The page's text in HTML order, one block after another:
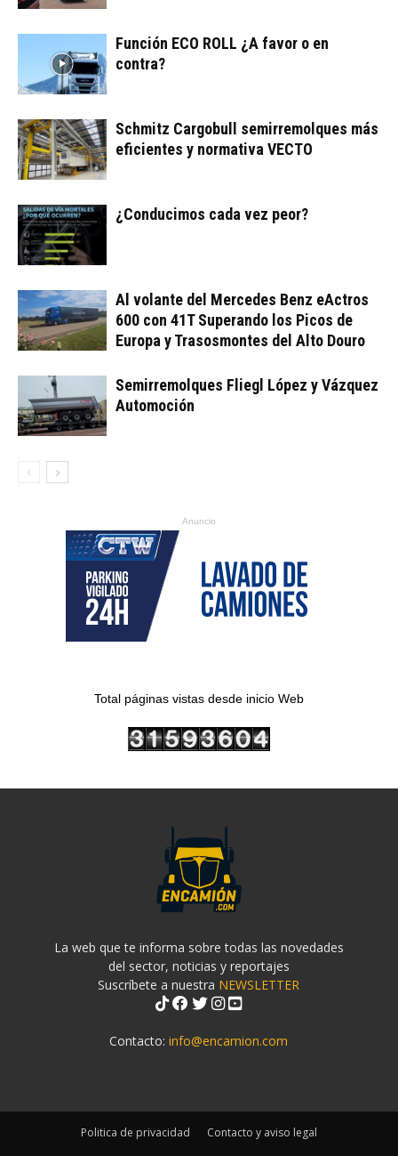
Función ECO ROLL ¿A favor o en
contra?
Schmitz Cargobull semirremolques más
eficientes y normativa VECTO
¿Conducimos cada vez peor?
Al volante del Mercedes Benz eActros
600 con 41T Superando los Picos de
Europa y Trasosmontes del Alto Douro
Semirremolques Fliegl López y Vázquez
Automoción
Anuncio
Total páginas vistas desde inicio Web
La web que te informa sobre todas las novedades
del sector, noticias y reportajes
Suscríbete a nuestra NEWSLETTER
Contacto:info@encamion.com
Politica de privacidad Contacto y aviso legal